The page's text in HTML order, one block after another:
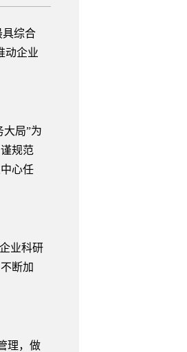
综合
动企业
局”为
规范
心任
业科研
断加
理，做